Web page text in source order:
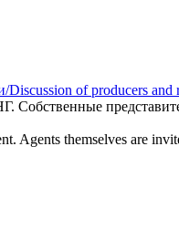
of producers and
Собственные
Agents themselves are